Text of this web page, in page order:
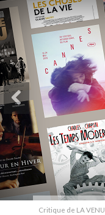
Critique de LA